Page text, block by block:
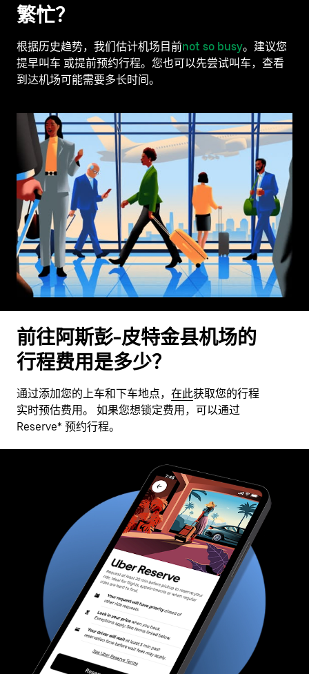
繁忙？
根据历史趋势，我们估计机场目前not so busy。建议您
提早叫车 或提前预约行程。您也可以先尝试叫车，查看
到达机场可能需要多长时间。
前往阿斯彭-皮特金县机场的
行程费用是多少？
通过添加您的上车和下车地点， 在此获取您的行程
实时预估费用。 如果您想锁定费用，可以通过
Reserve* 预约行程。